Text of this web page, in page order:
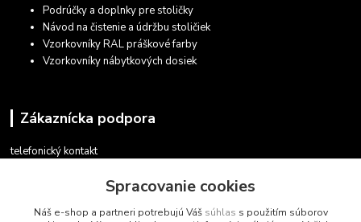
Podrúčky a doplnky pre stoličky
Návod na čistenie a údržbu stoličiek
Vzorkovníky RAL práškové farby
Vzorkovníky nábytkových dosiek
Zákaznícka podpora
telefonický kontakt
v pracovných dňoch 08.30 - 16.00
obchod@marketsk.sk
Spracovanie cookies
Náš e-shop a partneri potrebujú Váš súhlas s použitím súborov